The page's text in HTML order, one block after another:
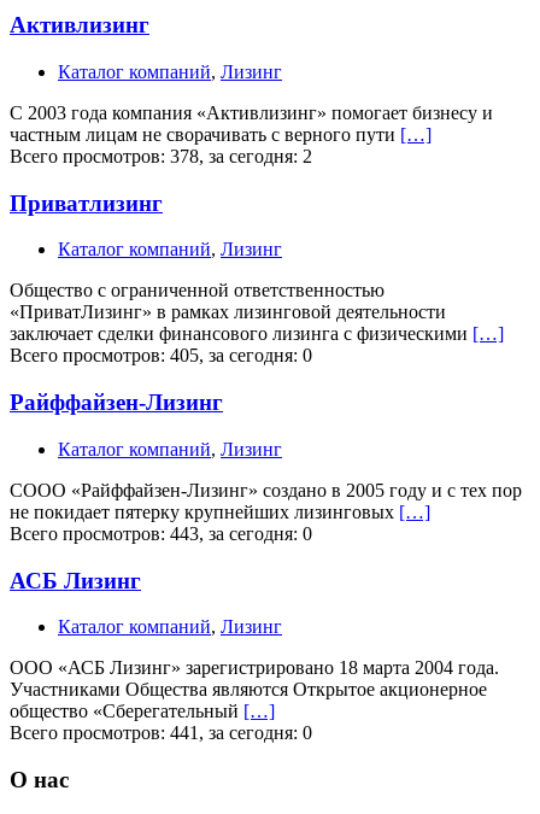
Активлизинг
Каталог компаний, Лизинг
C 2003 года компания «Активлизинг» помогает бизнесу и
частным лицам не сворачивать с верного пути […]
Всего просмотров: 378, за сегодня: 2
Приватлизинг
Каталог компаний, Лизинг
Общество с ограниченной ответственностью
«ПриватЛизинг» в рамках лизинговой деятельности
заключает сделки финансового лизинга с физическими […]
Всего просмотров: 405, за сегодня: 0
Райффайзен-Лизинг
Каталог компаний, Лизинг
СООО «Райффайзен-Лизинг» создано в 2005 году и с тех пор
не покидает пятерку крупнейших лизинговых […]
Всего просмотров: 443, за сегодня: 0
АСБ Лизинг
Каталог компаний, Лизинг
ООО «АСБ Лизинг» зарегистрировано 18 марта 2004 года.
Участниками Общества являются Открытое акционерное
общество «Сберегательный […]
Всего просмотров: 441, за сегодня: 0
О нас